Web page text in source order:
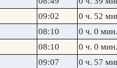
09:02
0 ч. 52
08:10
0 ч. 0 мин.
08:10
0 ч. 0 мин.
09:07
0 ч. 57